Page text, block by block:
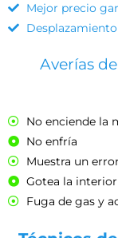
Mejor precio
Averías
No enciende la
No enfría
Muestra un error
Gotea la interior
Fuga de gas y